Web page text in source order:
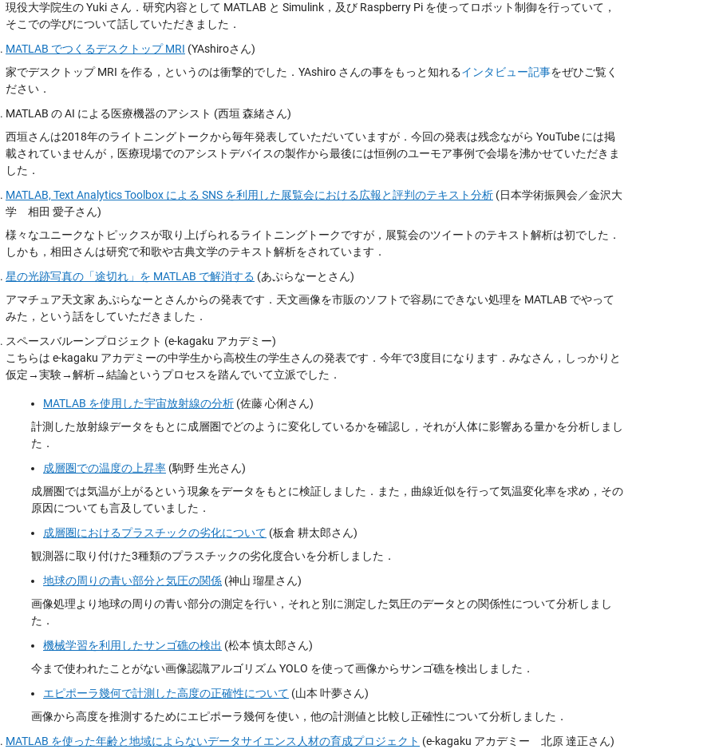
現役大学院生の Yuki さん．研究内容として MATLAB と Simulink，及び Raspberry Pi を使ってロボット制御を行っていて，
そこでの学びについて話していただきました．
MATLAB でつくるデスクトップ MRI (YAshiroさん)
家でデスクトップ MRI を作る，というのは衝撃的でした．YAshiro さんの事をもっと知れるインタビュー記事をぜひご覧く
ださい．
MATLAB の AI による医療機器のアシスト (西垣 森緒さん)
西垣さんは2018年のライトニングトークから毎年発表していただいていますが．今回の発表は残念ながら YouTube には掲
載されていませんが，医療現場でのアシストデバイスの製作から最後には恒例のユーモア事例で会場を沸かせていただきま
した．
MATLAB, Text Analytics Toolbox による SNS を利用した展覧会における広報と評判のテキスト分析 (日本学術振興会／金沢大
学 相田 愛子さん)
様々なユニークなトピックスが取り上げられるライトニングトークですが，展覧会のツイートのテキスト解析は初でした．
しかも，相田さんは研究で和歌や古典文学のテキスト解析をされています．
星の光跡写真の「途切れ」を MATLAB で解消する (あぷらなーとさん)
アマチュア天文家 あぷらなーとさんからの発表です．天文画像を市販のソフトで容易にできない処理を MATLAB でやって
みた，という話をしていただきました．
スペースバルーンプロジェクト (e-kagaku アカデミー)
こちらは e-kagaku アカデミーの中学生から高校生の学生さんの発表です．今年で3度目になります．みなさん，しっかりと
仮定→実験→解析→結論というプロセスを踏んでいて立派でした．
MATLAB を使用した宇宙放射線の分析 (佐藤 心俐さん)
計測した放射線データをもとに成層圏でどのように変化しているかを確認し，それが人体に影響ある量かを分析しまし
た．
成層圏での温度の上昇率 (駒野 生光さん)
成層圏では気温が上がるという現象をデータをもとに検証しました．また，曲線近似を行って気温変化率を求め，その
原因についても言及していました．
成層圏におけるプラスチックの劣化について (板倉 耕太郎さん)
観測器に取り付けた3種類のプラスチックの劣化度合いを分析しました．
地球の周りの青い部分と気圧の関係 (神山 瑠星さん)
画像処理より地球の周りの青い部分の測定を行い，それと別に測定した気圧のデータとの関係性について分析しまし
た．
機械学習を利用したサンゴ礁の検出 (松本 慎太郎さん)
今まで使われたことがない画像認識アルゴリズム YOLO を使って画像からサンゴ礁を検出しました．
エピポーラ幾何で計測した高度の正確性について (山本 叶夢さん)
画像から高度を推測するためにエピポーラ幾何を使い，他の計測値と比較し正確性について分析しました．
MATLAB を使った年齢と地域によらないデータサイエンス人材の育成プロジェクト (e-kagaku アカデミー 北原 達正さん)